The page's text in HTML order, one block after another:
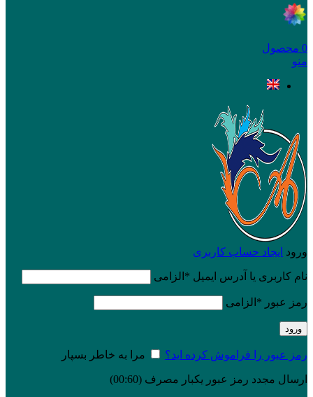
0 محصول
منو
ورود ایجاد حساب کاربری
نام کاربری یا آدرس ایمیل * الزامی
رمز عبور * الزامی
ورود
رمز عبور را فراموش کرده اید؟ مرا به خاطر بسپار
ارسال مجدد رمز عبور یکبار مصرف (00:
60
)